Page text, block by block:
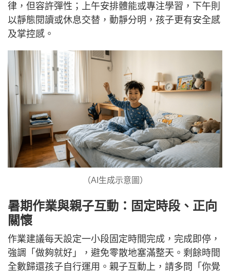
律，但容許彈性；上午安排體能或專注學習，下午則
以靜態閱讀或休息交替，動靜分明，孩子更有安全感
及掌控感。
（AI生成示意圖）
暑期作業與親子互動：固定時段、正向
關懷
作業建議每天設定一小段固定時間完成，完成即停，
強調「做夠就好」，避免零散地塞滿整天。剩餘時間
全數歸還孩子自行運用。親子互動上，請多問「你覺